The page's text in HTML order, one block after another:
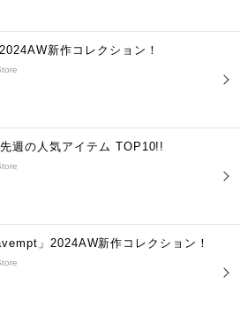
新作コレクション！
先週の人気アイテム TOP10!!
」2024AW新作コレクション！